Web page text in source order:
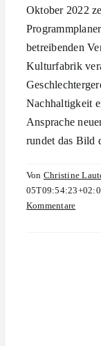
Oktober 2022
betreibenden
Kulturfabrik
Nachhaltigkeit
Ansprache
rundet das Bild
Von Christine
Kommentare